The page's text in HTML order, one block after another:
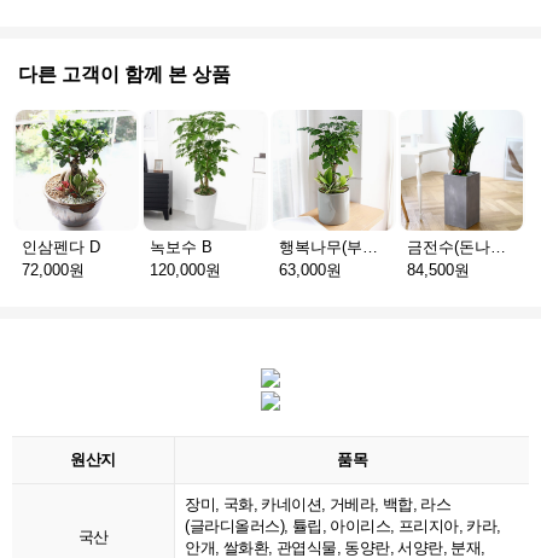
다른 고객이 함께 본 상품
인삼펜다 D
72,000원
녹보수 B
120,000원
행복나무(부귀수) S
63,000원
금전수(돈나무) C
84,500원
원산지 품목
국산
장미, 국화, 카네이션, 거베라, 백합, 라스
(글라디올러스), 튤립, 아이리스, 프리지아, 카라,
안개, 쌀화환, 관엽식물, 동양란, 서양란, 분재,